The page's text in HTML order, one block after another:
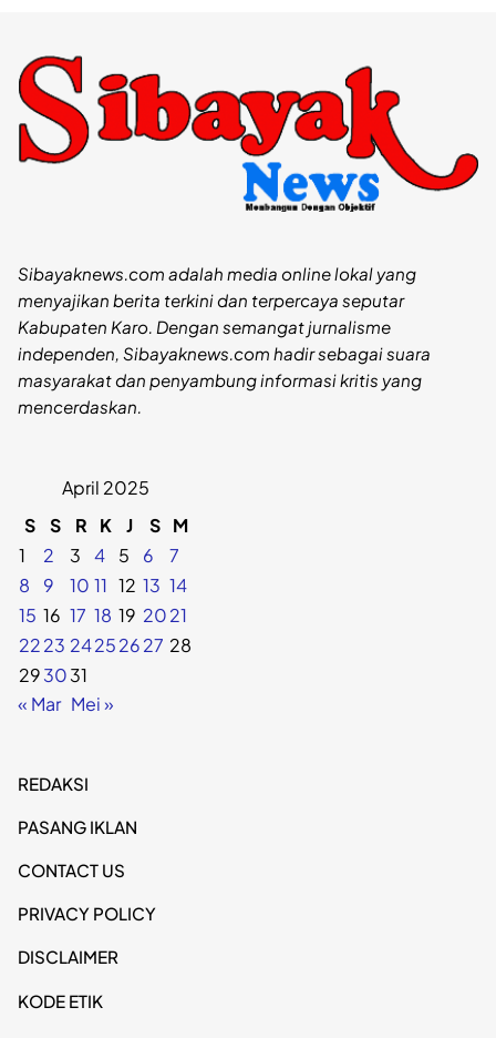
Sibayaknews.com adalah media online lokal yang
menyajikan berita terkini dan terpercaya seputar
Kabupaten Karo. Dengan semangat jurnalisme
independen, Sibayaknews.com hadir sebagai suara
masyarakat dan penyambung informasi kritis yang
mencerdaskan.
April 2025
S
S R K J S M
1
2 3 4 5 6
7
8
9 10 11 12 13 14
15 16 17 18 19 2021
2223 24252627 28
293031
« Mar Mei »
REDAKSI
PASANG IKLAN
CONTACT US
PRIVACY POLICY
DISCLAIMER
KODE ETIK